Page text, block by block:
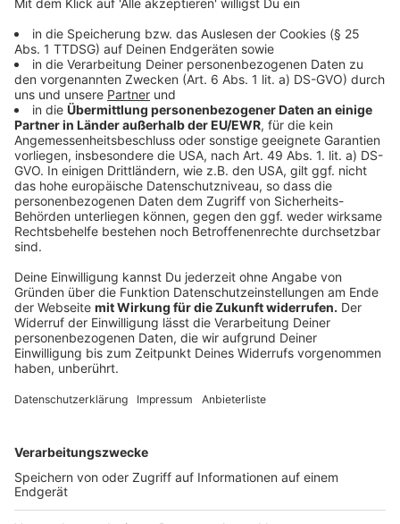
Die neue Single von Alle Farben zusammen
mit Sofiloud "Call My Name"
Anzeige
Wir benötigen Ihre
Zustimmung, um den YouTube
Video-Service zu laden!
Wir verwenden einen Service eines
einzubetten. Dieser Service kann
Daten zu Ihren Aktivitäten
sammeln. Bitte lesen Sie die
Details durch und stimmen Sie der
Nutzung des Service zu, um dieses
Management Platform
Lyric Video
Anzeige